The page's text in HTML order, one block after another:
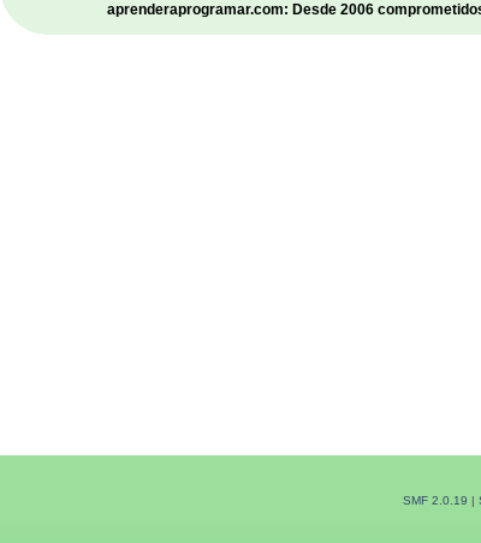
aprenderaprogramar.com: Desde 2006
SMF 2.0.19 |